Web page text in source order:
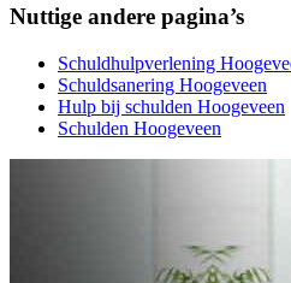
Nuttige andere pagina’s
Schuldhulpverlening
Schuldsanering Hoogeveen
Hulp bij schulden Hoogeveen
Schulden Hoogeveen